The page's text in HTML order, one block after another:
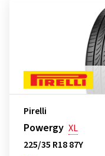
Pirelli
Powergy XL
225/35 R18 87Y